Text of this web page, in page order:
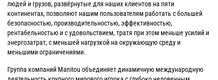
людей и грузов, развёрнутые для наших клиентов на пяти
континентах, позволяют нашим пользователям работать с большей
безопасностью, производительностью, эффективностью,
рентабельностью и с удовольствием, тратя при этом меньше усилий и
энергозатрат, с меньшей нагрузкой на окружающую среду и
меньшими ограничениями.
Группа компаний Manitou объединяет динамичную международную